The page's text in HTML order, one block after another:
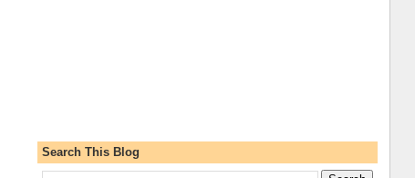
Search This Blog